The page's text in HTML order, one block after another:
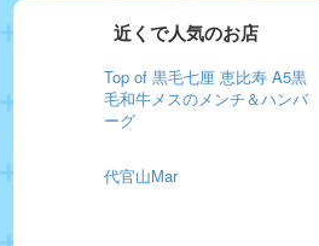
近くで人気のお店
Top of 黒毛七厘 恵比寿 A5黒
毛和牛メスのメンチ＆ハンバ
ーグ
代官山Mar